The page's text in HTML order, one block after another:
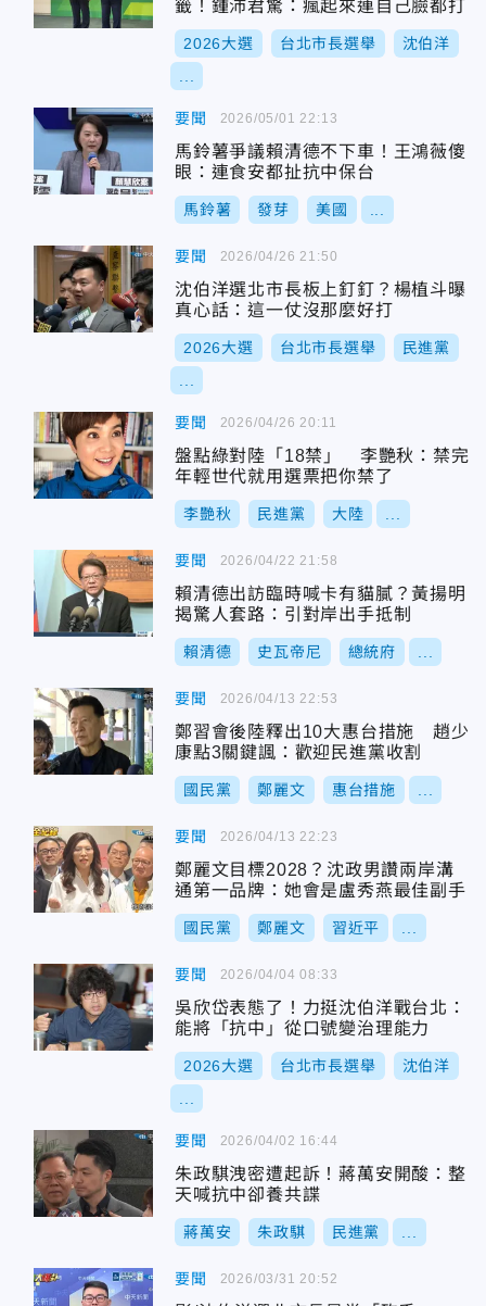
籤！鍾沛君驚：瘋起來連自己臉都打
2026大選 台北市長選舉 沈伯洋
要聞
馬鈴薯爭議賴清德不下車！王鴻薇傻
眼：連食安都扯抗中保台
馬鈴薯 發芽 美國
2026/05/01 22:13
要聞
沈伯洋選北市長板上釘釘？楊植斗曝
真心話：這一仗沒那麼好打
2026大選 台北市長選舉 民進黨
2026/04/26 21:50
要聞
盤點綠對陸「18禁」 李艷秋：禁完
年輕世代就用選票把你禁了
李艷秋 民進黨 大陸
2026/04/26 20:11
要聞
賴清德出訪臨時喊卡有貓膩？黃揚明
揭驚人套路：引對岸出手抵制
賴清德 史瓦帝尼 總統府
2026/04/22 21:58
要聞
鄭習會後陸釋出10大惠台措施 趙少
康點3關鍵諷：歡迎民進黨收割
國民黨 鄭麗文 惠台措施
2026/04/13 22:53
要聞
鄭麗文目標2028？沈政男讚兩岸溝
通第一品牌：她會是盧秀燕最佳副手
國民黨 鄭麗文 習近平
2026/04/13 22:23
要聞
吳欣岱表態了！力挺沈伯洋戰台北：
能將「抗中」從口號變治理能力
2026大選 台北市長選舉 沈伯洋
2026/04/04 08:33
要聞
朱政騏洩密遭起訴！蔣萬安開酸：整
天喊抗中卻養共諜
蔣萬安 朱政騏 民進黨
2026/04/02 16:44
要聞 2026/03/31 20:52